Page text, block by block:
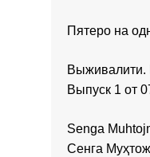
Пятеро на
Выживалити.
Выпуск 1 от
Senga
Сенга